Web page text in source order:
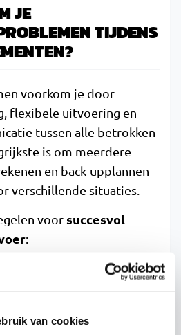
van cookies
JE
TIJDENS
voorkom je door
flexibele uitvoering en
tussen alle betrokken
is om meerdere
en back-upplannen
verschillende situaties.
voor succesvol
:
Reserveer 15-20%
Gebruik